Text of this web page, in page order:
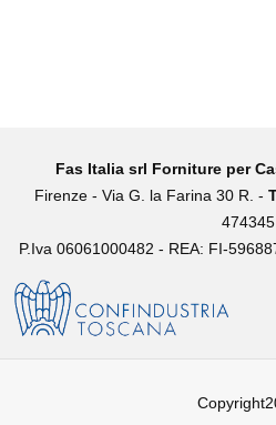
Fas Italia srl Forniture per
Firenze - Via G. la Farina 30 R. -
474345
P.Iva 06061000482 - REA: FI-